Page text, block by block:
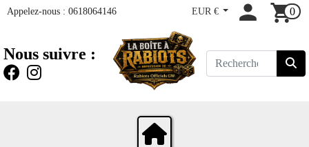
Appelez-nous : 0618064146 EUR € 0
Nous suivre :